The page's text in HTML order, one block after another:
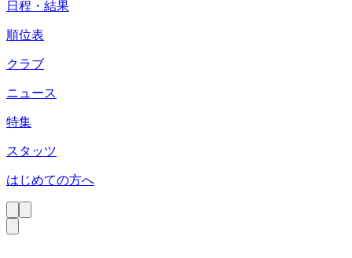
日程・結果
順位表
クラブ
ニュース
特集
スタッツ
はじめての方へ